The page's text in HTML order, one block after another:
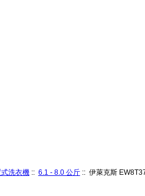
式洗衣機:: 6.1 - 8.0 公斤:: 伊萊克斯